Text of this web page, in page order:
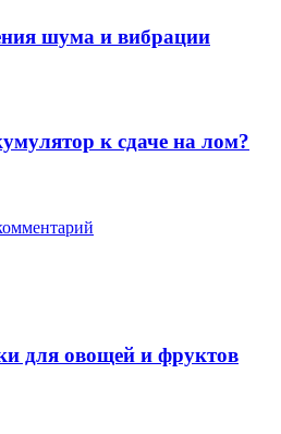
шума и вибрации
к сдаче на лом?
для овощей и фруктов